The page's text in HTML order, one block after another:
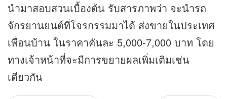
นำมาสอบสวนเบื้องต้น รับสารภาพว่า จะนำรถ
จักรยานยนต์ที่โจรกรรมมาได้ ส่งขายในประเทศ
เพื่อนบ้าน ในราคาคันละ 5,000-7,000 บาท โดย
ทางเจ้าหน้าที่จะมีการขยายผลเพิ่มเติมเช่น
เดียวกัน